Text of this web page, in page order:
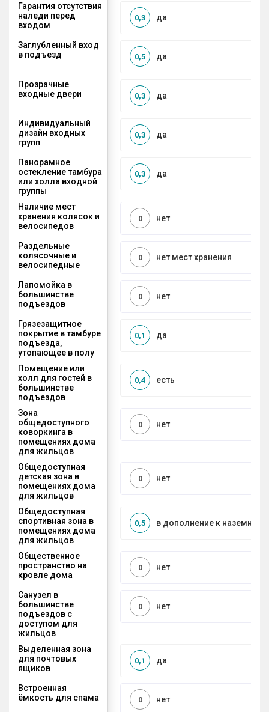
Гарантия отсутствия
наледи перед
входом
да
0,3
Заглубленный вход
в подъезд
да
0,5
Прозрачные
входные двери
да
0,3
Индивидуальный
дизайн входных
групп
да
0,3
Панорамное
остекление тамбура
или холла входной
группы
да
0,3
Наличие мест
хранения колясок и
велосипедов
нет
0
Раздельные
колясочные и
велосипедные
нет мест хранения
0
Лапомойка в
большинстве
подъездов
нет
0
Грязезащитное
покрытие в тамбуре
подъезда,
утопающее в полу
да
0,1
Помещение или
холл для гостей в
большинстве
подъездов
есть
0,4
Зона
общедоступного
коворкинга в
помещениях дома
для жильцов
нет
0
Общедоступная
детская зона в
помещениях дома
для жильцов
нет
0
Общедоступная
спортивная зона в
помещениях дома
для жильцов
в дополнение к наземной
0,5
Общественное
пространство на
кровле дома
нет
0
Санузел в
большинстве
подъездов с
доступом для
жильцов
нет
0
Выделенная зона
для почтовых
ящиков
да
0,1
Встроенная
ёмкость для спама
нет
0